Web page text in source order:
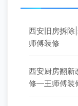
西安旧房拆
师傅装修
西安厨房翻新
修—王师傅装